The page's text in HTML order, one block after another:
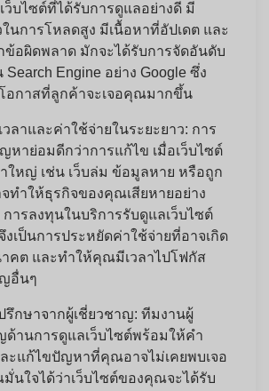
เว็บไซต์ที่ได้รับการดูแลอย่างดี มี
ในการโหลดสูง มีเนื้อหาที่อัปเดต และ
ข้อผิดพลาด มักจะได้รับการจัดอันดับ
Engine อย่าง Google ซึ่ง
อกาสที่ลูกค้าจะเจอคุณมากขึ้น
วลาและค่าใช้จ่ายในระยะยาว: การ
หาย่อมดีกว่าการแก้ไข เมื่อเว็บไซต์
ใหญ่ เช่น เว็บล่ม ข้อมูลหาย หรือถูก
ทำให้ธุรกิจของคุณเสียหายอย่าง
ารลงทุนในบริการรับดูแลเว็บไซต์
งเป็นการประหยัดค่าใช้จ่ายที่อาจเกิด
คต และทำให้คุณมีเวลาไปโฟกัส
อื่นๆ
รึกษาจากผู้เชี่ยวชาญ: ทีมงานผู้
ด้านการดูแลเว็บไซต์พร้อมให้คำ
ะแก้ไขปัญหาที่คุณอาจไม่เคยพบเจอ
นใจได้ว่าเว็บไซต์ของคุณจะได้รับ